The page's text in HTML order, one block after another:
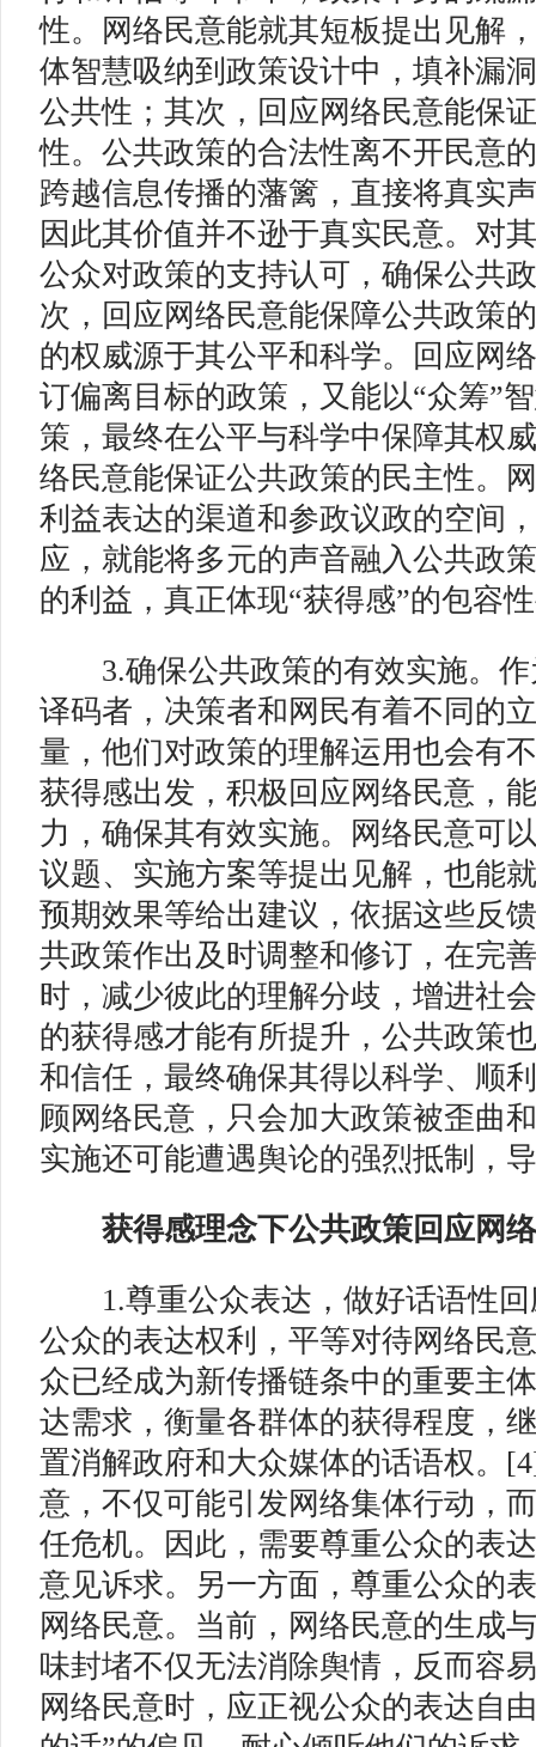
性。网络民意能就其短板提出见解
体智慧吸纳到政策设计中，填补漏
公共性；其次，回应网络民意能保
性。公共政策的合法性离不开民意
跨越信息传播的藩篱，直接将真实
因此其价值并不逊于真实民意。对
公众对政策的支持认可，确保公共
次，回应网络民意能保障公共政策
的权威源于其公平和科学。回应网
订偏离目标的政策，又能以“众筹”
策，最终在公平与科学中保障其权
络民意能保证公共政策的民主性。
利益表达的渠道和参政议政的空间
应，就能将多元的声音融入公共政
的利益，真正体现“获得感”的包容
3.确保公共政策的有效实施。
译码者，决策者和网民有着不同的
量，他们对政策的理解运用也会有
获得感出发，积极回应网络民意，
力，确保其有效实施。网络民意可
议题、实施方案等提出见解，也能
预期效果等给出建议，依据这些反
共政策作出及时调整和修订，在完
时，减少彼此的理解分歧，增进社
的获得感才能有所提升，公共政策
和信任，最终确保其得以科学、顺
顾网络民意，只会加大政策被歪曲
实施还可能遭遇舆论的强烈抵制，
获得感理念下公共政策回应网
1.尊重公众表达，做好话语性
公众的表达权利，平等对待网络民
众已经成为新传播链条中的重要主
达需求，衡量各群体的获得程度，
置消解政府和大众媒体的话语权。
意，不仅可能引发网络集体行动，
任危机。因此，需要尊重公众的表
意见诉求。另一方面，尊重公众的
网络民意。当前，网络民意的生成
味封堵不仅无法消除舆情，反而容
网络民意时，应正视公众的表达自